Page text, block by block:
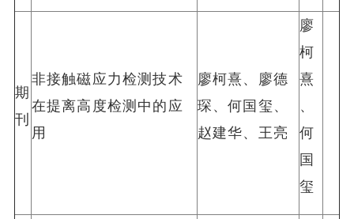
期
刊
非接触磁应力检测技术
在提离高度检测中的应
用
廖柯熹、廖德
琛、何国玺、
赵建华、王亮
廖
柯
熹
、
何
国
玺